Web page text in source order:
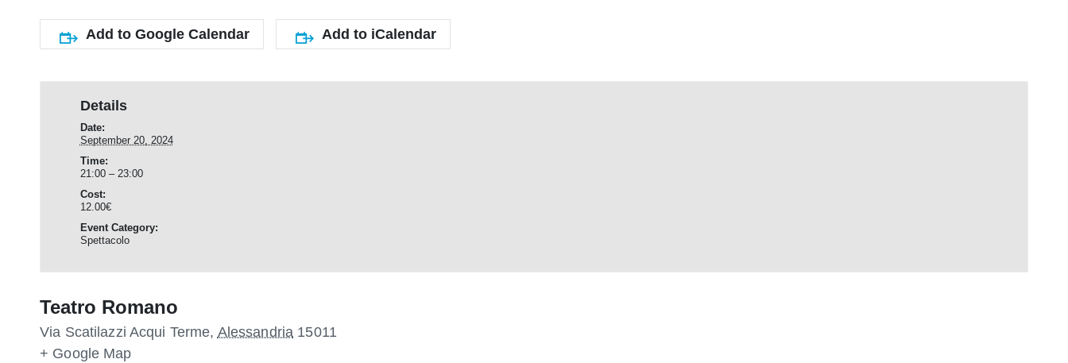
Add to Google Calendar Add to iCalendar
Details
Date:
September 20, 2024
Time:
21:00 – 23:00
Cost:
12.00€
Event Category:
Spettacolo
Teatro Romano
Via Scatilazzi Acqui Terme, Alessandria 15011
+ Google Map